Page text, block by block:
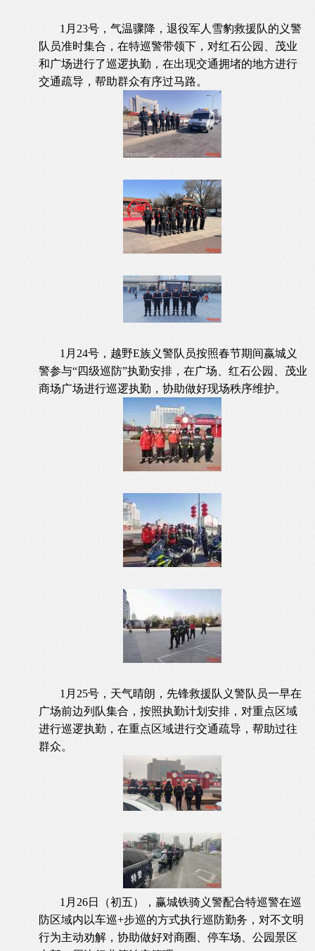
1月23号，气温骤降，退役军人雪豹救援队的义警
队员准时集合，在特巡警带领下，对红石公园、茂业
和广场进行了巡逻执勤，在出现交通拥堵的地方进行
交通疏导，帮助群众有序过马路。
1月24号，越野E族义警队员按照春节期间嬴城义
警参与“四级巡防”执勤安排，在广场、红石公园、茂业
商场广场进行巡逻执勤，协助做好现场秩序维护。
1月25号，天气晴朗，先锋救援队义警队员一早在
广场前边列队集合，按照执勤计划安排，对重点区域
进行巡逻执勤，在重点区域进行交通疏导，帮助过往
群众。
1月26日（初五），赢城铁骑义警配合特巡警在巡
防区域内以车巡+步巡的方式执行巡防勤务，对不文明
行为主动劝解，协助做好对商圈、停车场、公园景区